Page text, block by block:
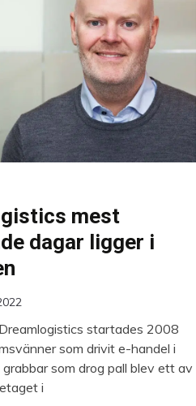
mest
dagar ligger i
startades 2008
som drivit e-handel i
grabbar som drog pall blev ett av
i